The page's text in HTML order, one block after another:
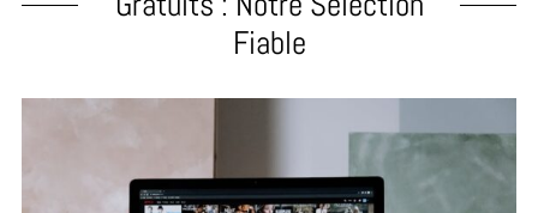
Fiable